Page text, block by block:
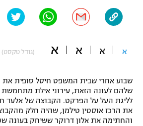
"מחצית בשכונה" – פודקאסט
תקנון עבור פעילות אלקטרה
תקנון עבור פעילות ספורט 1 – "מרלן"
גיימינג E-Sports
אופניים
פוטבול אמריקאי NFL
בייסבול MLB
א א א א (גודל טקסט)
שבוע אחרי שבית המשפט חיסל סופית את
שלהם לעונה הזאת, עירוני אילת מתחמשת
לליגת העל על הפרקט. הקבוצה של אלעד
את הרכז אוסטין טילמן, שהיה חלק
והחתימה את אלון דרוקר ששיחק בעונה